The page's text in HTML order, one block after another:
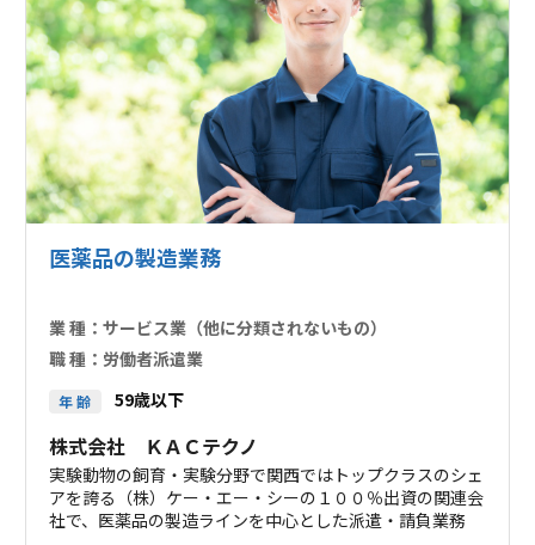
医薬品の製造業務
業 種： サービス業（他に分類されないもの）
職 種： 労働者派遣業
年 齢 59歳以下
株式会社 ＫＡＣテクノ
実験動物の飼育・実験分野で関西ではトップクラスのシェ
アを誇る（株）ケー・エー・シーの１００％出資の関連会
社で、医薬品の製造ラインを中心とした派遣・請負業務